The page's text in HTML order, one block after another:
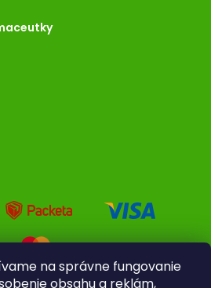
na správne fungovanie
obsahu a reklám,